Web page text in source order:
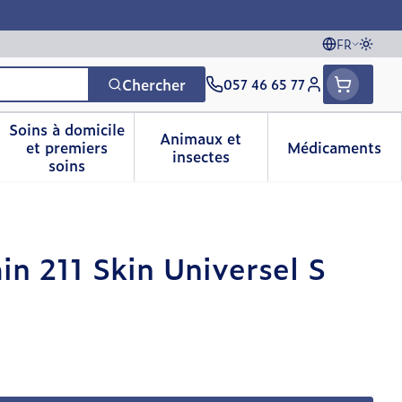
FR
Langues
Chercher 057 46 65 77
Menu client
et enfants
catégorie Vitalité 50+
sous-menu pour la catégorie Naturopathie
Soins à domicile
et premiers
soins
Afficher le sous-menu pour la catégorie Soins
Animaux et
insectes
Afficher le sous-menu pour
Médicaments
Afficher
211 Skin Universel S